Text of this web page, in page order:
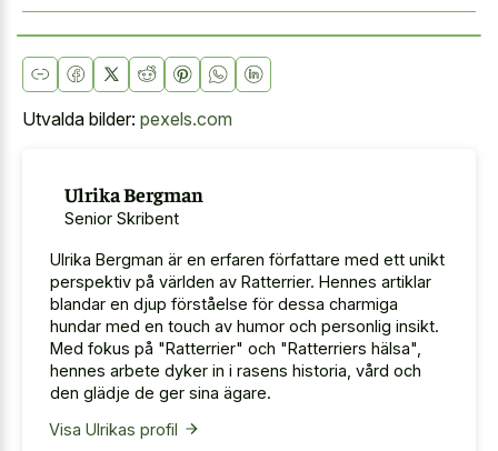
Utvalda bilder: pexels.com
Ulrika Bergman
Senior Skribent
Ulrika Bergman är en erfaren författare med ett unikt
perspektiv på världen av Ratterrier. Hennes artiklar
blandar en djup förståelse för dessa charmiga
hundar med en touch av humor och personlig insikt.
Med fokus på "Ratterrier" och "Ratterriers hälsa",
hennes arbete dyker in i rasens historia, vård och
den glädje de ger sina ägare.
Visa Ulrikas profil